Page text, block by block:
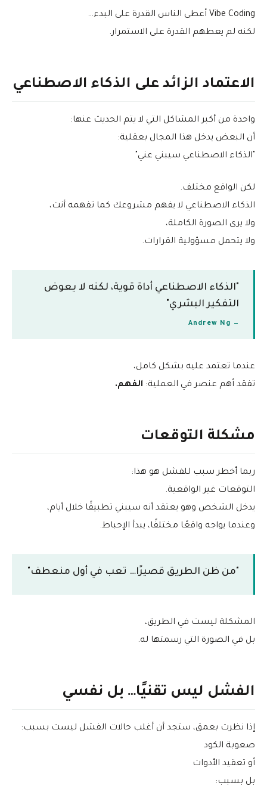
Vibe Coding أعطى الناس القدرة على البدء…
لكنه لم يعطهم القدرة على الاستمرار.
الاعتماد الزائد على الذكاء الاصطناعي
واحدة من أكبر المشاكل التي لا يتم الحديث عنها:
أن البعض يدخل هذا المجال بعقلية:
"الذكاء الاصطناعي سيبني عني"
لكن الواقع مختلف.
الذكاء الاصطناعي لا يفهم مشروعك كما تفهمه أنت،
ولا يرى الصورة الكاملة،
ولا يتحمل مسؤولية القرارات.
"الذكاء الاصطناعي أداة قوية، لكنه لا يعوض
التفكير البشري"
— Andrew Ng
عندما تعتمد عليه بشكل كامل،
تفقد أهم عنصر في العملية: الفهم.
مشكلة التوقعات
ربما أخطر سبب للفشل هو هذا:
التوقعات غير الواقعية.
يدخل الشخص وهو يعتقد أنه سيبني تطبيقًا خلال أيام،
وعندما يواجه واقعًا مختلفًا، يبدأ الإحباط.
"من ظن الطريق قصيرًا… تعب في أول منعطف"
المشكلة ليست في الطريق،
بل في الصورة التي رسمتها له.
الفشل ليس تقنيًا… بل نفسي
إذا نظرت بعمق، ستجد أن أغلب حالات الفشل ليست بسبب:
صعوبة الكود
أو تعقيد الأدوات
بل بسبب: